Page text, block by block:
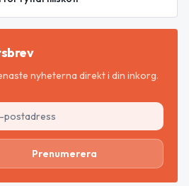
nyheterna direkt i din inkorg.
Prenumerera